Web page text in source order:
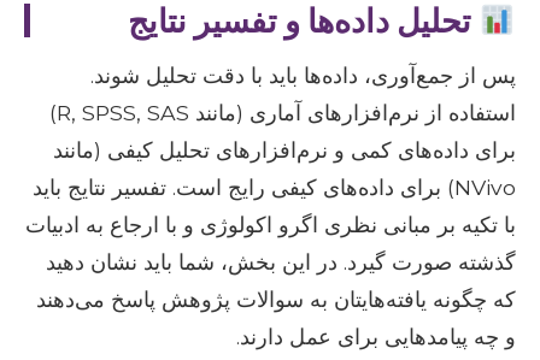
تحلیل داده‌ها و تفسیر نتایج
پس از جمع‌آوری، داده‌ها باید با دقت تحلیل شوند.
استفاده از نرم‌افزارهای آماری (مانند R, SPSS, SAS)
برای داده‌های کمی و نرم‌افزارهای تحلیل کیفی (مانند
NVivo) برای داده‌های کیفی رایج است. تفسیر نتایج باید
با تکیه بر مبانی نظری اگرو اکولوژی و با ارجاع به ادبیات
گذشته صورت گیرد. در این بخش، شما باید نشان دهید
که چگونه یافته‌هایتان به سوالات پژوهش پاسخ می‌دهند
و چه پیامدهایی برای عمل دارند.